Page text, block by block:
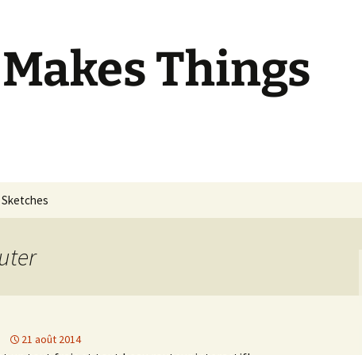
Things
Sketches
21 août 2014